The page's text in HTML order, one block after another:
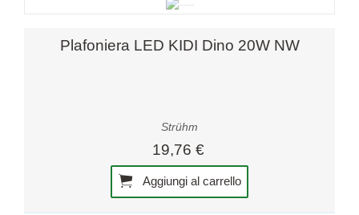
Plafoniera LED KIDI Dino 20W NW
Strühm
19,76 €
Aggiungi al carrello